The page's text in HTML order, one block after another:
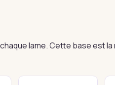
lame. Cette base est la